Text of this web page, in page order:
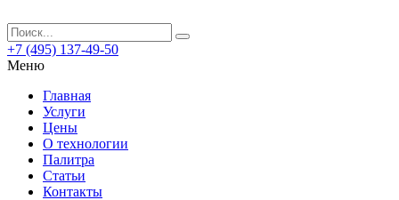
+7 (495) 137-49-50
Меню
Главная
Услуги
Цены
О технологии
Палитра
Статьи
Контакты